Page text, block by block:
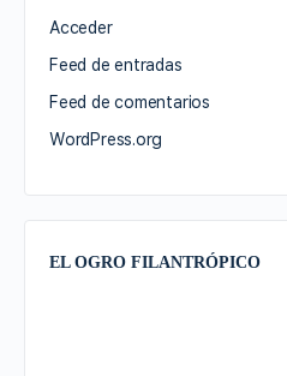
Acceder
Feed de entradas
Feed de comentarios
WordPress.org
EL OGRO FILANTRÓPICO